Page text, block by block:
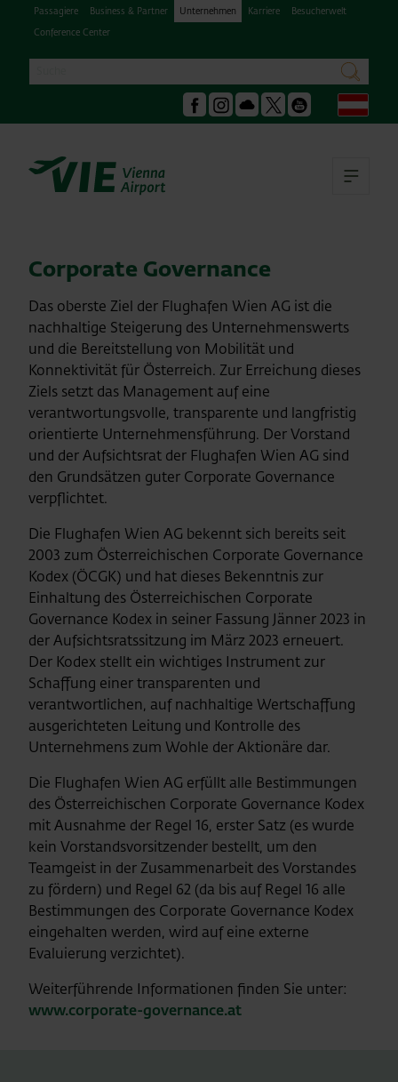
Passagiere Business & Partner Unternehmen Karriere
Besucherwelt
Conference Center
suchen
Facebook
Instagram
Podcast Youtube
Corporate Governance
Das oberste Ziel der Flughafen Wien AG ist die
nachhaltige Steigerung des Unternehmenswerts
und die Bereitstellung von Mobilität und
Konnektivität für Österreich. Zur Erreichung dieses
Ziels setzt das Management auf eine
verantwortungsvolle, transparente und langfristig
orientierte Unternehmensführung. Der Vorstand
und der Aufsichtsrat der Flughafen Wien AG sind
den Grundsätzen guter Corporate Governance
verpflichtet.
Die Flughafen Wien AG bekennt sich bereits seit
2003 zum Österreichischen Corporate Governance
Kodex (ÖCGK) und hat dieses Bekenntnis zur
Einhaltung des Österreichischen Corporate
Governance Kodex in seiner Fassung Jänner 2023 in
der Aufsichtsratssitzung im März 2023 erneuert.
Der Kodex stellt ein wichtiges Instrument zur
Schaffung einer transparenten und
verantwortlichen, auf nachhaltige Wertschaffung
ausgerichteten Leitung und Kontrolle des
Unternehmens zum Wohle der Aktionäre dar.
Die Flughafen Wien AG erfüllt alle Bestimmungen
des Österreichischen Corporate Governance Kodex
mit Ausnahme der Regel 16, erster Satz (es wurde
kein Vorstandsvorsitzender bestellt, um den
Teamgeist in der Zusammenarbeit des Vorstandes
zu fördern) und Regel 62 (da bis auf Regel 16 alle
Bestimmungen des Corporate Governance Kodex
eingehalten werden, wird auf eine externe
Evaluierung verzichtet).
Weiterführende Informationen finden Sie unter:
www.corporate-governance.at